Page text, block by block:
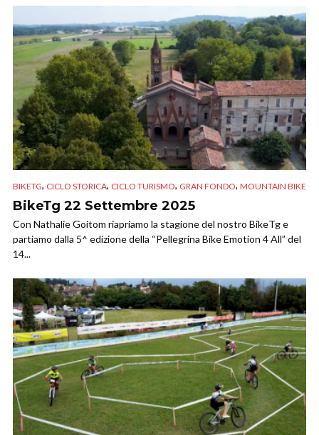
BIKETG, CICLO STORICA, CICLO TURISMO, GRAN FONDO, MOUNTAIN BIKE
BikeTg 22 Settembre 2025
Con Nathalie Goitom riapriamo la stagione del nostro BikeTg e
partiamo dalla 5^ edizione della “Pellegrina Bike Emotion 4 All” del
14...